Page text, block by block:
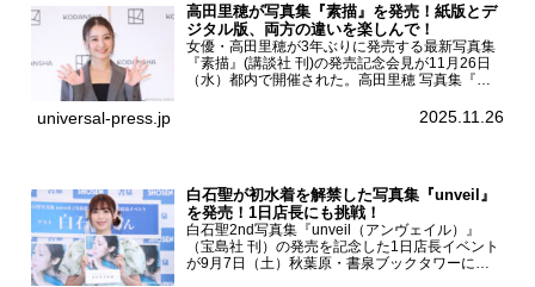
高田里穂が写真集『素描』を発売！紙版とデ
ジタル版、両方の違いを楽しんで！
女優・高田里穂が3年ぶりに発売する最新写真集
『素描』(講談社 刊)の発売記念会見が11月26日
（水）都内で開催された。高田里穂 写真集『素
あなたです』(読売テレビ)に出演するなど女優と
universal-press.jp 2025.11.26
白石聖が初水着を解禁した写真集『unveil』
を発売！1日店長にも挑戦！
白石聖2nd写真集『unveil（アンヴェイル）』
（宝島社 刊）の発売を記念した1日店長イベント
が9月7日（土）秋葉原・書泉ブックタワーにて